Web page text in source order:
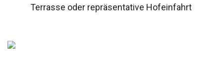
Terrasse oder repräsentative Hofeinfahrt